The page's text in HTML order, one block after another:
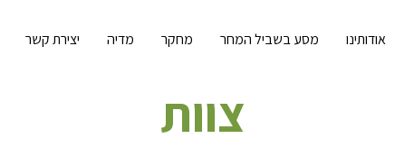
אודותינו מסע בשביל המחר מחקר מדיה יצירת קשר
צוות